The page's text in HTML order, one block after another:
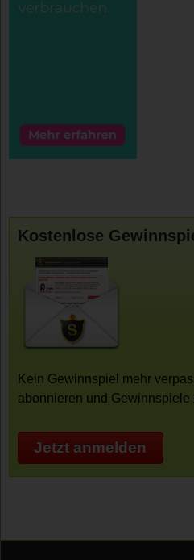
Kostenlose
Kein Gewinnspiel mehr
abonnieren und
Jetzt anmelden